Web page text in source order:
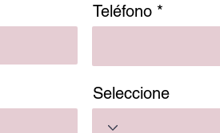
Teléfono
Seleccione